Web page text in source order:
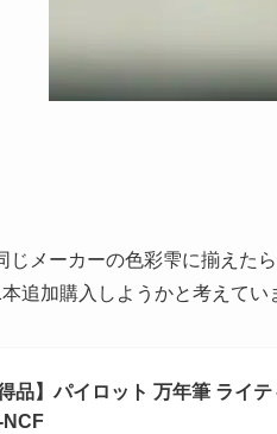
メーカーの色彩雫に揃えた
追加購入しようかと考えてい
得品】パイロット 万年筆 ライ
NCF